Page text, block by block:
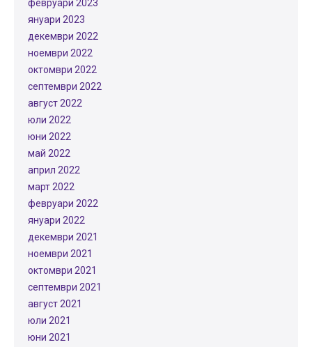
февруари 2023
януари 2023
декември 2022
ноември 2022
октомври 2022
септември 2022
август 2022
юли 2022
юни 2022
май 2022
април 2022
март 2022
февруари 2022
януари 2022
декември 2021
ноември 2021
октомври 2021
септември 2021
август 2021
юли 2021
юни 2021